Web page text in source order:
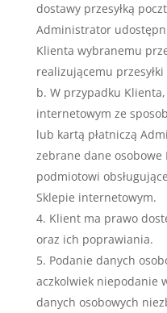
dostawy przesyłką
Administrator
Klienta wybranemu
realizującemu
b. W przypadku
internetowym ze
lub kartą płatniczą
zebrane dane
podmiotowi
Sklepie internetowym.
Klient ma prawo
oraz ich poprawiania.
Podanie danych
aczkolwiek niepodanie
danych osobowych